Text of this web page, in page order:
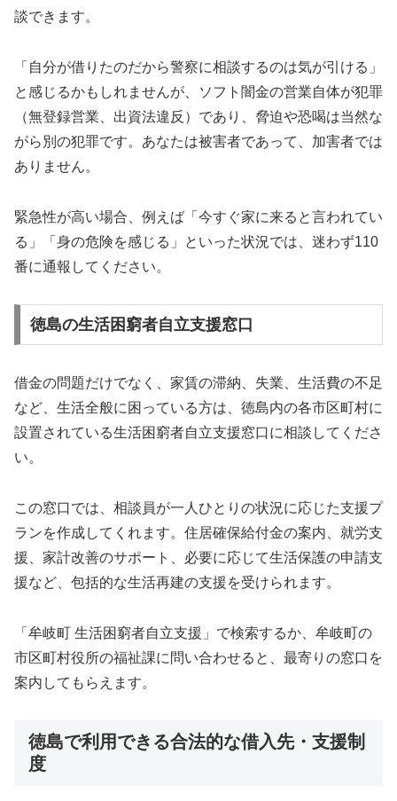
談できます。
「自分が借りたのだから警察に相談するのは気が引ける」
と感じるかもしれませんが、ソフト闇金の営業自体が犯罪
（無登録営業、出資法違反）であり、脅迫や恐喝は当然な
がら別の犯罪です。あなたは被害者であって、加害者では
ありません。
緊急性が高い場合、例えば「今すぐ家に来ると言われてい
る」「身の危険を感じる」といった状況では、迷わず110
番に通報してください。
徳島の生活困窮者自立支援窓口
借金の問題だけでなく、家賃の滞納、失業、生活費の不足
など、生活全般に困っている方は、徳島内の各市区町村に
設置されている生活困窮者自立支援窓口に相談してくださ
い。
この窓口では、相談員が一人ひとりの状況に応じた支援プ
ランを作成してくれます。住居確保給付金の案内、就労支
援、家計改善のサポート、必要に応じて生活保護の申請支
援など、包括的な生活再建の支援を受けられます。
「牟岐町 生活困窮者自立支援」で検索するか、牟岐町の
市区町村役所の福祉課に問い合わせると、最寄りの窓口を
案内してもらえます。
徳島で利用できる合法的な借入先・支援制
度